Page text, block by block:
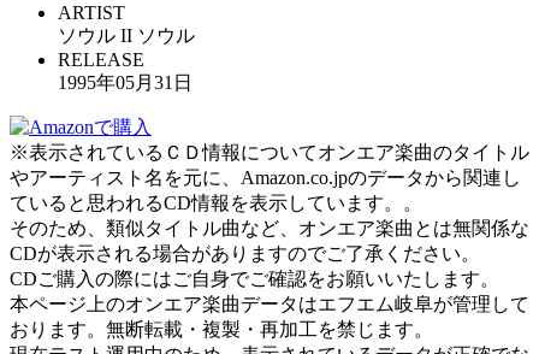
ARTIST
ソウル II ソウル
RELEASE
1995年05月31日
※表示されているＣＤ情報についてオンエア楽曲のタイトル
やアーティスト名を元に、Amazon.co.jpのデータから関連し
ていると思われるCD情報を表示しています。。
そのため、類似タイトル曲など、オンエア楽曲とは無関係な
CDが表示される場合がありますのでご了承ください。
CDご購入の際にはご自身でご確認をお願いいたします。
本ページ上のオンエア楽曲データはエフエム岐阜が管理して
おります。無断転載・複製・再加工を禁じます。